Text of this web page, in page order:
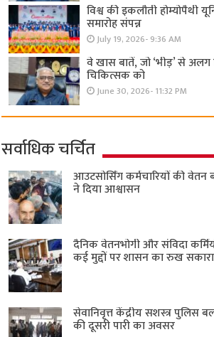
विश्व की इकलौती होम्योपैथी
समारोह संपन्न
July 19, 2026- 9:36 AM
वे खास बातें, जो ‘भीड़’ से अलग
चिकित्सक को
June 30, 2026- 11:32 PM
सर्वाधिक चर्चित
आउटसोर्सिंग कर्मचारियों की वेतन
ने दिया आश्वासन
दैनिक वेतनभोगी और संविदा
कई मुद्दों पर शासन का रुख
सेवानिवृत्त केंद्रीय सशस्त्र पुलिस
की दूसरी पारी का अवसर